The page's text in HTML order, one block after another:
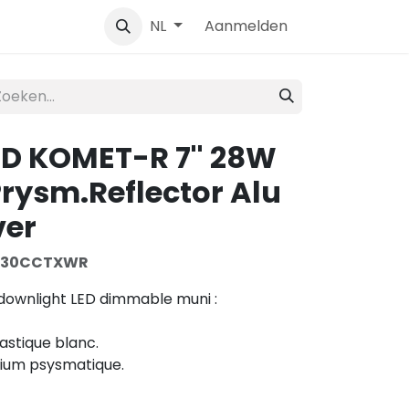
NL Aanmelden
KOMET-R 7'' 28W
Alu
LED dimmable muni :
blanc.
psysmatique.